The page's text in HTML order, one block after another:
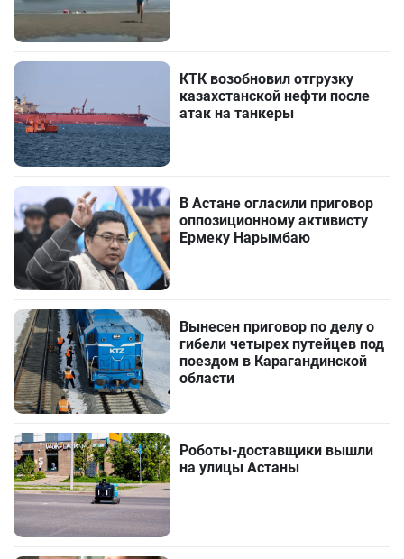
КТК возобновил отгрузку
казахстанской нефти после
атак на танкеры
В Астане огласили приговор
оппозиционному активисту
Ермеку Нарымбаю
Вынесен приговор по делу о
гибели четырех путейцев под
поездом в Карагандинской
области
Роботы-доставщики вышли
на улицы Астаны